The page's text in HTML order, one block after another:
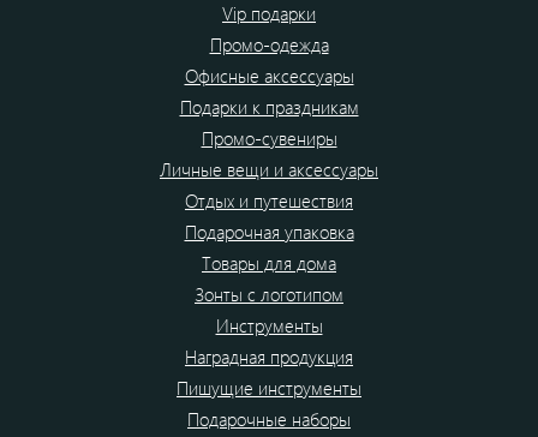
Vip подарки
Промо-одежда
Офисные аксессуары
Подарки к праздникам
Промо-сувениры
Личные вещи и аксессуары
Отдых и путешествия
Подарочная упаковка
Товары для дома
Зонты с логотипом
Инструменты
Наградная продукция
Пишущие инструменты
Подарочные наборы